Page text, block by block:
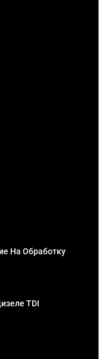
На Обработку
TDI